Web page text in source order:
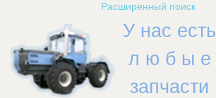
Расширенный поиск
У нас есть
л ю б ы е
запчасти